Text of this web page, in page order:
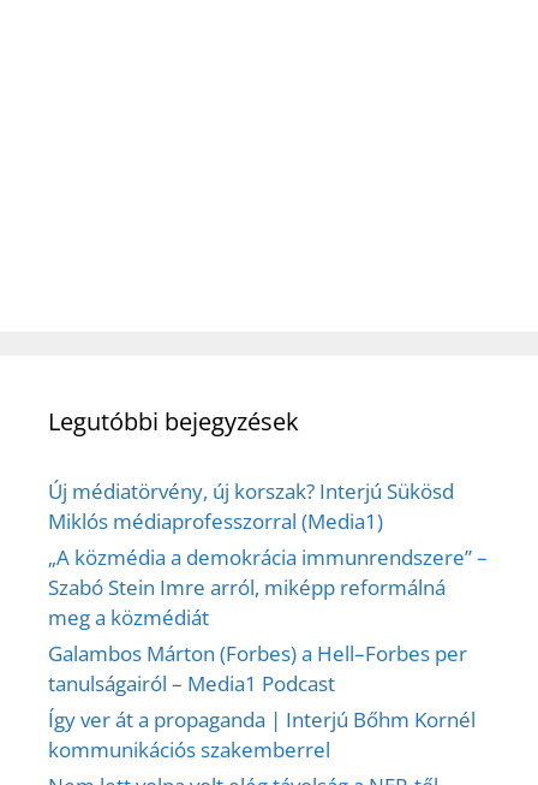
Legutóbbi bejegyzések
Új médiatörvény, új korszak? Interjú Sükösd
Miklós médiaprofesszorral (Media1)
„A közmédia a demokrácia immunrendszere” –
Szabó Stein Imre arról, miképp reformálná
meg a közmédiát
Galambos Márton (Forbes) a Hell–Forbes per
tanulságairól – Media1 Podcast
Így ver át a propaganda | Interjú Bőhm Kornél
kommunikációs szakemberrel